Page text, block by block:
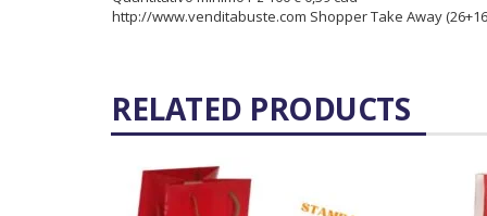
http://www.venditabuste.com Shopper Take Away
RELATED PRODUCTS